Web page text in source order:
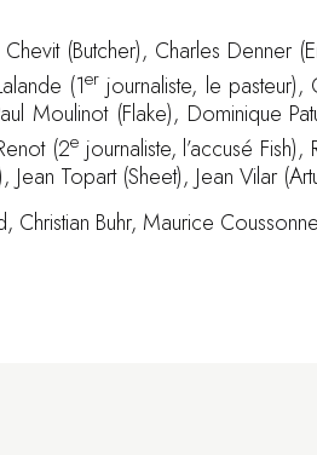
(Butcher), Charles
(1er journaliste, le pasteur),
Moulinot (Flake), Dominique
(2ejournaliste, l’accusé
Topart (Sheet), Jean Vilar
Christian Buhr, Maurice